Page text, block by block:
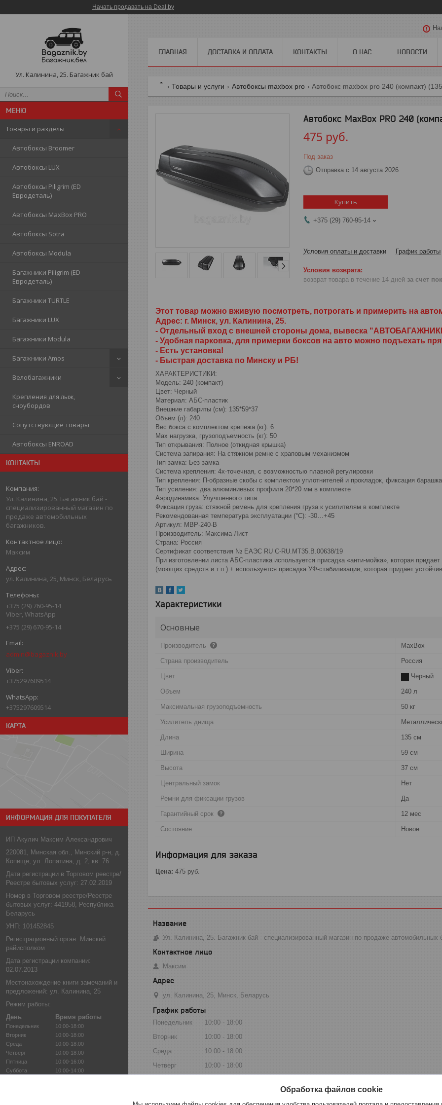
Начать продавать на Deal.by
Ул. Калинина, 25. Багажник бай
Товары и разделы
Автобоксы Broomer
Автобоксы LUX
Автобоксы Piligrim (ED
Евродеталь)
Автобоксы MaxBox PRO
Автобоксы Sotra
Автобоксы Modula
Багажники Piligrim (ED
Евродеталь)
Багажники TURTLE
Багажники LUX
Багажники Modula
Багажники Amos
Велобагажники
Крепления для лыж,
сноубордов
Сопутствующие товары
Автобоксы ENROAD
КОНТАКТЫ
Ул. Калинина, 25. Багажник бай -
специализированный магазин по
продаже автомобильных
багажников.
Максим
ул. Калинина, 25, Минск, Беларусь
+375 (29) 760-95-14
Viber, WhatsApp
+375 (29) 670-95-14
admin@bagaznik.by
+375297609514
+375297609514
КАРТА
ИНФОРМАЦИЯ ДЛЯ ПОКУПАТЕЛЯ
ИП Акулич Максим Александрович
220081, Минская обл., Минский р-н, д.
Копище, ул. Лопатина, д. 2, кв. 76
Дата регистрации в Торговом реестре/
Реестре бытовых услуг: 27.02.2019
Номер в Торговом реестре/Реестре
бытовых услуг: 441958, Республика
Беларусь
УНП: 101452845
Регистрационный орган: Минский
райисполком
Дата регистрации компании:
02.07.2013
Местонахождение книги замечаний и
предложений: ул. Калинина, 25
Режим работы:
День
Время работы
Понедельник
10:00-18:00
Вторник
10:00-18:00
Среда
10:00-18:00
Четверг
10:00-18:00
Пятница
10:00-16:00
Суббота
10:00-14:00
ГЛАВНАЯ ДОСТАВКА И ОПЛАТА КОНТАКТЫ О НАС НОВОСТИ
Товары и услуги Автобоксы maxbox pro Автобокс maxbox pro 240 (компакт)
Автобокс MaxBox PRO 240
475 руб.
Под заказ
Отправка с 14 августа 2026
Купить
+375 (29) 760-95-14
Условия оплаты и доставки График работы
возврат товара в течение 14 дней за счет
Этот товар можно вживую посмотреть, потрогать и примерить на
Адрес: г. Минск, ул. Калинина, 25.
- Отдельный вход с внешней стороны дома, вывеска
- Удобная парковка, для примерки боксов на авто можно подъехать
- Есть установка!
- Быстрая доставка по Минску и РБ!
ХАРАКТЕРИСТИКИ:
Модель: 240 (компакт)
Цвет: Черный
Материал: АБС-пластик
Внешние габариты (см): 135*59*37
Объём (л): 240
Вес бокса с комплектом крепежа (кг): 6
Max нагрузка, грузоподъемность (кг): 50
Тип открывания: Полное (откидная крышка)
Система запирания: На стяжном ремне с храповым механизмом
Тип замка: Без замка
Система крепления: 4х-точечная, с возможностью плавной регулировки
Тип крепления: П-образные скобы с комплектом уплотнителей и прокладок, фиксация
Тип усиления: два алюминиевых профиля 20*20 мм в комплекте
Аэродинамика: Улучшенного типа
Фиксация груза: стяжной ремень для крепления груза к усилителям в комплекте
Рекомендованная температура эксплуатации (°С): -30…+45
Артикул: MBP-240-B
Производитель: Максима-Лист
Страна: Россия
Сертификат соответствия № ЕАЭС RU C-RU.MT35.B.00638/19
При изготовлении листа АБС-пластика используется присадка «анти-мойка», которая
(моющих средств и т.п.) + используется присадка УФ-стабилизации, которая придает
Характеристики
Основные
Производитель MaxBox
Страна производитель Россия
Цвет Черный
Объем 240 л
Максимальная грузоподъемность 50 кг
Усилитель днища
Длина 135 см
Ширина 59 см
Высота 37 см
Центральный замок Нет
Ремни для фиксации грузов Да
Гарантийный срок 12 мес
Состояние Новое
Информация для заказа
Цена: 475 руб.
Ул. Калинина, 25. Багажник бай - специализированный магазин по продаже автомобильных
Максим
ул. Калинина, 25, Минск, Беларусь
График работы
Понедельник 10:00
18:00
Вторник
10:00
18:00
Среда
10:00
18:00
Четверг
10:00
18:00
Обработка файлов cookie